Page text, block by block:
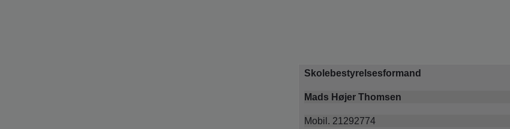
Skolebestyrelsesformand
Mads Højer Thomsen
Mobil. 21292774